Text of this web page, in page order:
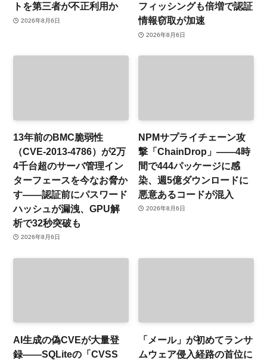
トを第三者が不正利用か
2026年8月6日
フィッシングも倍増で認証
情報窃取が加速
2026年8月6日
13年前のBMC脆弱性
（CVE-2013-4786）が2万
4千台超のサーバ管理イン
ターフェースを今なお脅か
す——認証前にパスワード
ハッシュが漏洩、GPU解
析で32秒突破も
2026年8月6日
NPMサプライチェーン攻
撃「ChainDrop」——4時
間で444パッケージに感
染、週5億ダウンロードに
悪意あるコードが混入
2026年8月6日
AI生成の偽CVEが大量登
録——SQLiteの「CVSS
「メール」が初めてランサ
ムウェア侵入経路の首位に